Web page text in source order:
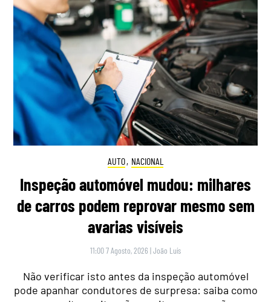
AUTO, NACIONAL
Inspeção automóvel mudou: milhares
de carros podem reprovar mesmo sem
avarias visíveis
11:00 7 Agosto, 2026 |João Luís
Não verificar isto antes da inspeção automóvel
pode apanhar condutores de surpresa: saiba como